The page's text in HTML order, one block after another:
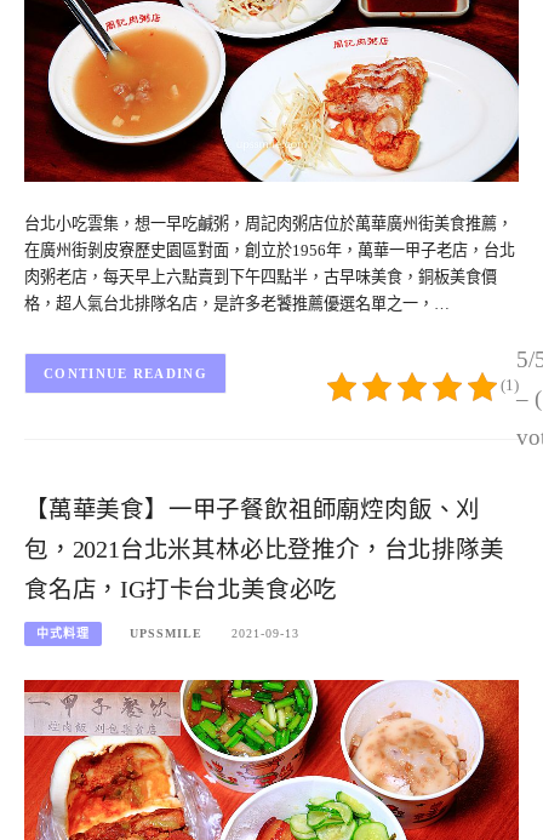
台北小吃雲集，想一早吃鹹粥，周記肉粥店位於萬華廣州街美食推薦，
在廣州街剝皮寮歷史園區對面，創立於1956年，萬華一甲子老店，台北
肉粥老店，每天早上六點賣到下午四點半，古早味美食，銅板美食價
格，超人氣台北排隊名店，是許多老饕推薦優選名單之一，…
5/
–
(1)
CONTINUE READING
【萬華美食】一甲子餐飲祖師廟焢肉飯、刈
包，2021台北米其林必比登推介，台北排隊美
食名店，IG打卡台北美食必吃
中式料理 UPSSMILE 2021-09-13